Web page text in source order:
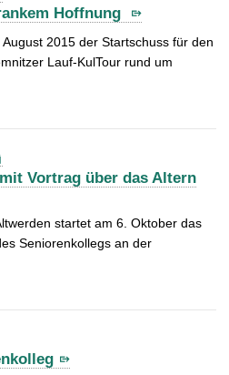
Hoffnung
2015 der Startschuss für den
Lauf-KulTour rund um
Vortrag über das Altern
startet am 6. Oktober das
Seniorenkollegs an der